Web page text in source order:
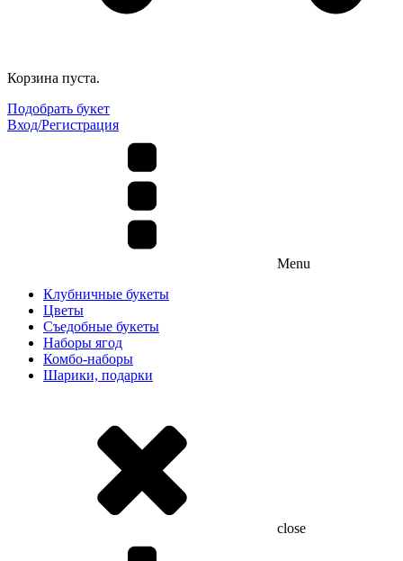
Корзина пуста.
Подобрать букет
Вход/Регистрация
Menu
Клубничные букеты
Цветы
Съедобные букеты
Наборы ягод
Комбо-наборы
Шарики, подарки
close